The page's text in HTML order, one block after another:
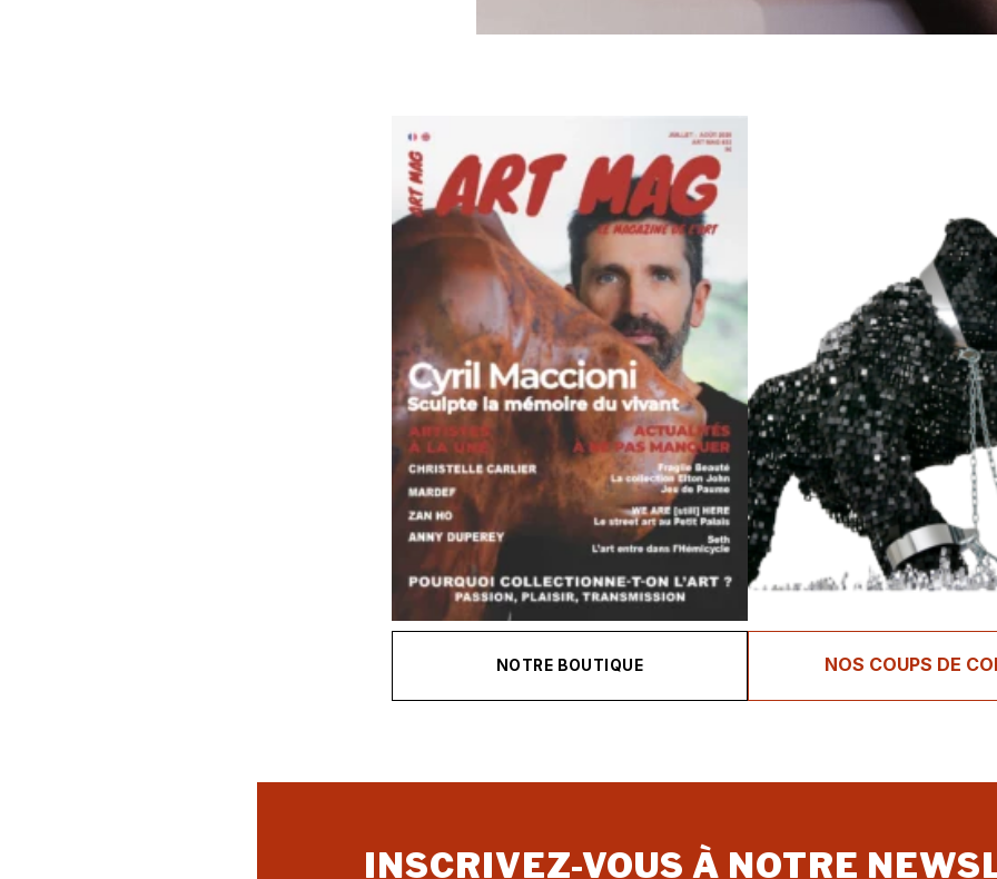
NOTRE BOUTIQUE NOS COUPS DE
INSCRIVEZ-VOUS À NOTRE